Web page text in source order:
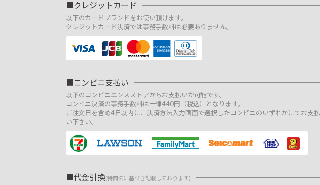
クレジットカード
以下のカードブランドをお使い頂けます。
クレジットカード決済では事務手数料は必要ありません。
コンビニ支払い
以下のコンビニエンスストアからお支払いが可能です。
コンビニ決済の事務手数料は一律440円（税込）となります。
ご注文日を含め4日以内に、決済方法入力画面で選択したコンビニのいずれかにてお支払
い下さい。
代金引換(特商法に基づき記載しております)